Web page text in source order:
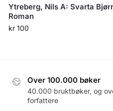
Ytreberg, Nils A: Svarta
Roman
kr 100
Over 100.000 bøker
40.000 bruktbøker, og
forfattere